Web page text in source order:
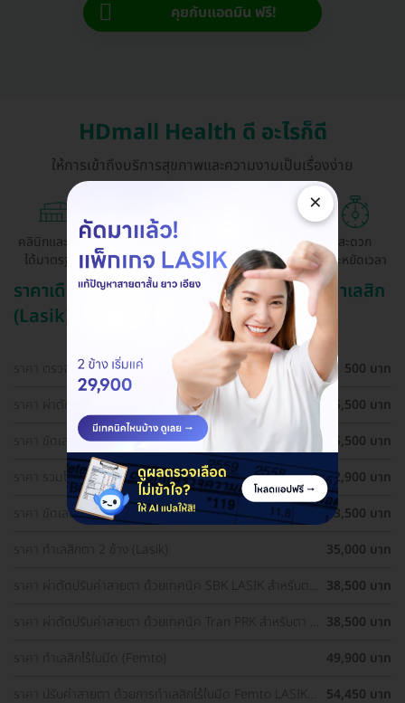
คุยกับแอดมิน ฟรี!
HDmall Health ดี อะไรก็ดี
ให้การเข้าถึงบริการสุขภาพและความงามเป็นเรื่องง่าย
คลินิกและ รพ.
ได้มาตรฐาน
ถูกกว่าจองตรง
ด้วยตัวเอง
สะดวก
ประหยัดเวลา
ราคาเดือน สิงหาคม ปี 2569 (2026) สำหรับ ทำเลสิก
(Lasik)
ราคา ตรวจตาก่อนทำเลสิก (LASIK)
500 บาท
ราคา ผ่าตัดปรับค่าสายตา ด้วยเทคนิค SBK LASIK สำหรับตา
25,500 บาท
ราคา ขัดเลนส์ตาด้วยเลเซอร์ เทคนิค PRK สำหรับตา 1 ข้าง
25,500 บาท
ราคา รวมโปรผ่าตัดแก้ไขสายตา ราคาดี ประเมินสายตา ฟรี!
32,900 บาท
ราคา ขัดเลนส์ตาด้วยเลเซอร์ เทคนิค PRK สำหรับตา 2 ข้าง
33,500 บาท
ราคา ทำเลสิกตา 2 ข้าง (Lasik)
35,000 บาท
ราคา ผ่าตัดปรับค่าสายตา ด้วยเทคนิค SBK LASIK สำหรับตา
38,500 บาท
ราคา ผ่าตัดปรับค่าสายตา ด้วยเทคนิค Tran PRK สำหรับตา 2
38,500 บาท
ราคา ทำเลสิกไร้ใบมีด (Femto)
49,900 บาท
ราคา ปรับค่าสายตา ด้วยการทำเลสิกไร้ใบมีด Femto LASIK 2
54,450 บาท
×